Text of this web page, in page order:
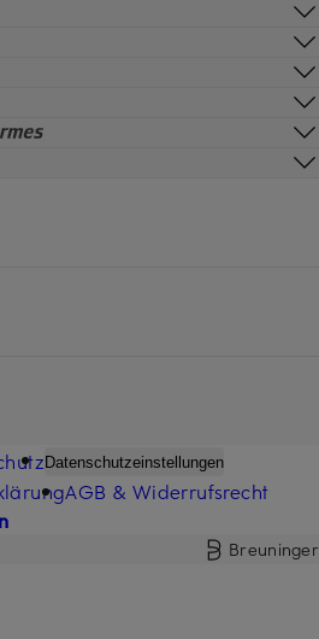
Datenschutzeinstellungen
AGB & Widerrufsrecht
Breuninger